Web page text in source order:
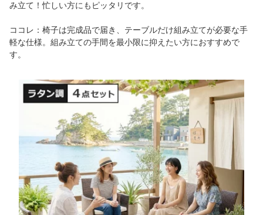
み立て！忙しい方にもピッタリです。
ココレ：椅子は完成品で届き、テーブルだけ組み立てが必要な手
軽な仕様。組み立ての手間を最小限に抑えたい方におすすめで
す。